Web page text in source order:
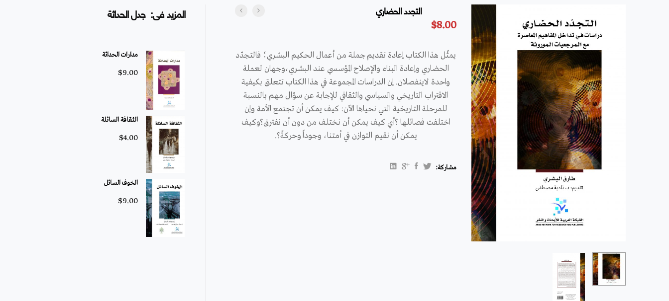
التجدد الحضاري
$8.00
يمثّل هذا الكتاب إعادة تقديم جملة من أعمال الحكيم البشري؛ فالتجدّد
الحضاري وإعادة البناء والإصلاح المؤسسي عند البشري،وجهان لعملة
واحدة لاينفصلان. إن الدراسات المجموعة في هذا الكتاب تتعلق بكيفية
الاقتراب التاريخي والسياسي والثقافي للإجابة عن سؤال مهم بالنسبة
للمرحلة التاريخية التي نحياها الآن: كيف يمكن أن تجتمع الأمة وإن
اختلفت فصائلها ؟أي كيف يمكن أن نختلف من دون أن نفترق؟وكيف
يمكن أن نقيم التوازن في أمتنا، وجوداً وحركةً؟.
مشاركة:
المزيد فى: جدل الحداثة
مدارات الحداثة
$9.00
الثقافة السائلة
$4.00
الخوف السائل
$9.00